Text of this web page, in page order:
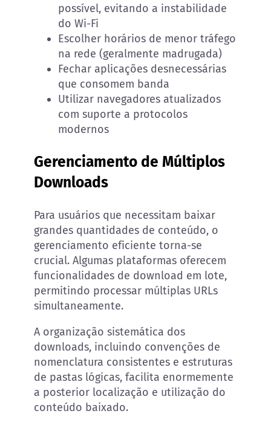
possível, evitando a instabilidade
do Wi-Fi
Escolher horários de menor tráfego
na rede (geralmente madrugada)
Fechar aplicações desnecessárias
que consomem banda
Utilizar navegadores atualizados
com suporte a protocolos
modernos
Gerenciamento de Múltiplos
Downloads
Para usuários que necessitam baixar
grandes quantidades de conteúdo, o
gerenciamento eficiente torna-se
crucial. Algumas plataformas oferecem
funcionalidades de download em lote,
permitindo processar múltiplas URLs
simultaneamente.
A organização sistemática dos
downloads, incluindo convenções de
nomenclatura consistentes e estruturas
de pastas lógicas, facilita enormemente
a posterior localização e utilização do
conteúdo baixado.